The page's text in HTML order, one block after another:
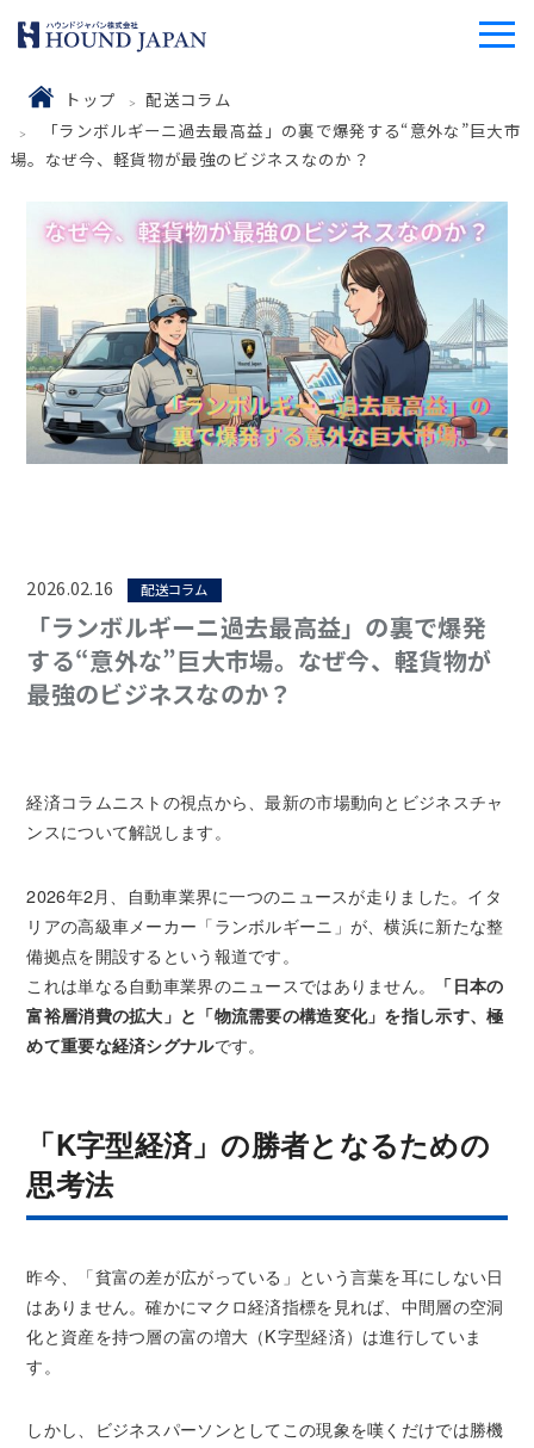
トップ
配送コラム
「ランボルギーニ過去最高益」の裏で爆発する“意外な”巨大市
場。なぜ今、軽貨物が最強のビジネスなのか？
2026.02.16 配送コラム
「ランボルギーニ過去最高益」の裏で爆発
する“意外な”巨大市場。なぜ今、軽貨物が
最強のビジネスなのか？
経済コラムニストの視点から、最新の市場動向とビジネスチャ
ンスについて解説します。
2026年2月、自動車業界に一つのニュースが走りました。イタ
リアの高級車メーカー「ランボルギーニ」が、横浜に新たな整
備拠点を開設するという報道です。
これは単なる自動車業界のニュースではありません。
「日本の
富裕層消費の拡大」と「物流需要の構造変化」を指し示す、極
めて重要な経済シグナルです。
「K字型経済」の勝者となるための
思考法
昨今、「貧富の差が広がっている」という言葉を耳にしない日
はありません。確かにマクロ経済指標を見れば、中間層の空洞
化と資産を持つ層の富の増大（K字型経済）は進行していま
す。
しかし、ビジネスパーソンとしてこの現象を嘆くだけでは勝機